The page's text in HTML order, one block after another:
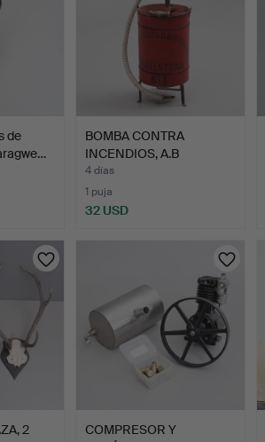
de
BOMBA CONTRA
INCENDIOS, A.B
Eskilstunamaga…
4 días
1 puja
32 USD
2
COMPRESOR Y